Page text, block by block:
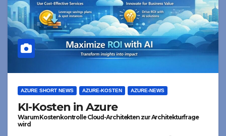
AZURE SHORT NEWS AZURE-KOSTEN AZURE-NEWS
KI-Kosten in Azure
Warum Kostenkontrolle Cloud-Architekten zur Architekturfrage
wird